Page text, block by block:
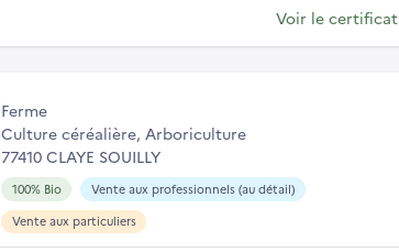
Voir le certificat
Ferme
Culture céréalière, Arboriculture
77410 CLAYE SOUILLY
100% Bio
Vente aux professionnels (au détail)
Vente aux particuliers